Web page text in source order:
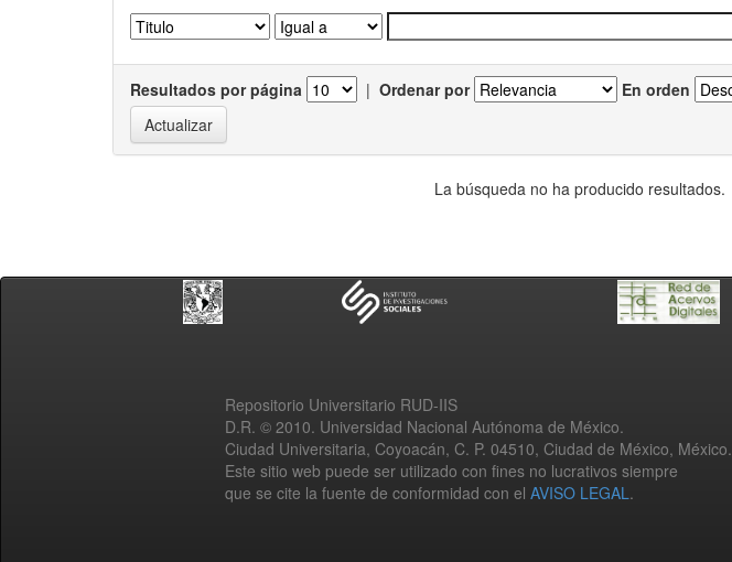
Resultados por página | Ordenar por En orden
La búsqueda no ha producido resultados.
Repositorio Universitario RUD-IIS
D.R. © 2010. Universidad Nacional Autónoma de México.
Ciudad Universitaria, Coyoacán, C. P. 04510, Ciudad de México, México.
Este sitio web puede ser utilizado con fines no lucrativos siempre
que se cite la fuente de conformidad con el AVISO LEGAL.